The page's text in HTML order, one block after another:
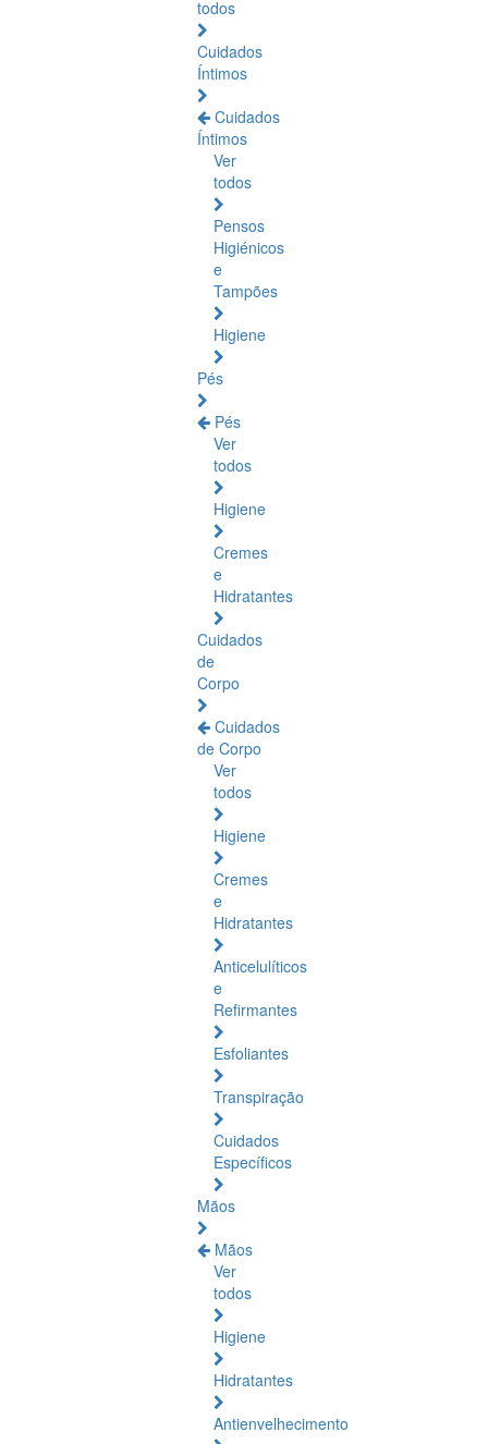
todos
Cuidados
Íntimos
Cuidados
Íntimos
Ver
todos
Pensos
Higiénicos
e
Tampões
Higiene
Pés
Pés
Ver
todos
Higiene
Cremes
e
Hidratantes
Cuidados
de
Corpo
Cuidados
de Corpo
Ver
todos
Higiene
Cremes
e
Hidratantes
Anticelulíticos
e
Refirmantes
Esfoliantes
Transpiração
Cuidados
Específicos
Mãos
Mãos
Ver
todos
Higiene
Hidratantes
Antienvelhecimento